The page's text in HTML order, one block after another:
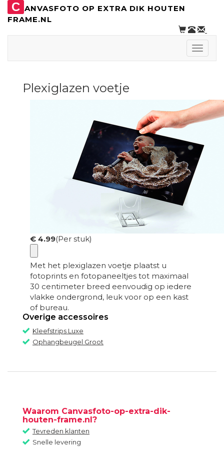
C ANVASFOTO OP EXTRA DIK HOUTEN
FRAME.NL
Toggle
Plexiglazen voetje
€ 4.99(Per stuk)
Met het plexiglazen voetje plaatst u
fotoprints en fotopaneeltjes tot maximaal
30 centimeter breed eenvoudig op iedere
vlakke ondergrond, leuk voor op een kast
of bureau.
Overige accessoires
Kleefstrips Luxe
Ophangbeugel Groot
Waarom Canvasfoto-op-extra-dik-
houten-frame.nl?
Tevreden klanten
Snelle levering